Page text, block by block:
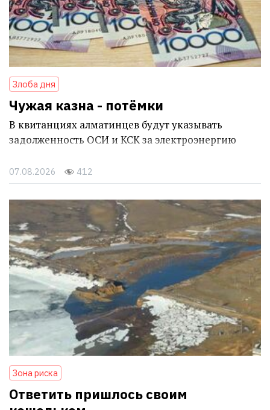
Злоба дня
Чужая казна - потёмки
В квитанциях алматинцев будут указывать
задолженность ОСИ и КСК за электроэнергию
07.08.2026 412
Зона риска
Ответить пришлось своим